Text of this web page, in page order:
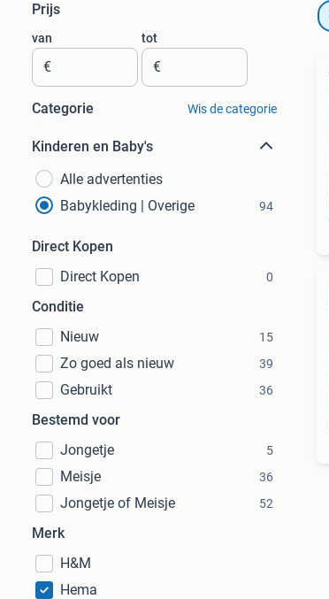
Prijs
van
€
tot
€
Categorie Wis de categorie
Kinderen en Baby's
Alle advertenties
Babykleding | Overige
94
Direct Kopen
Direct Kopen
0
Conditie
Nieuw
15
Zo goed als nieuw 39
Gebruikt 36
Bestemd voor
Jongetje
5
Meisje 36
Jongetje of Meisje 52
Merk
H&M
Hema